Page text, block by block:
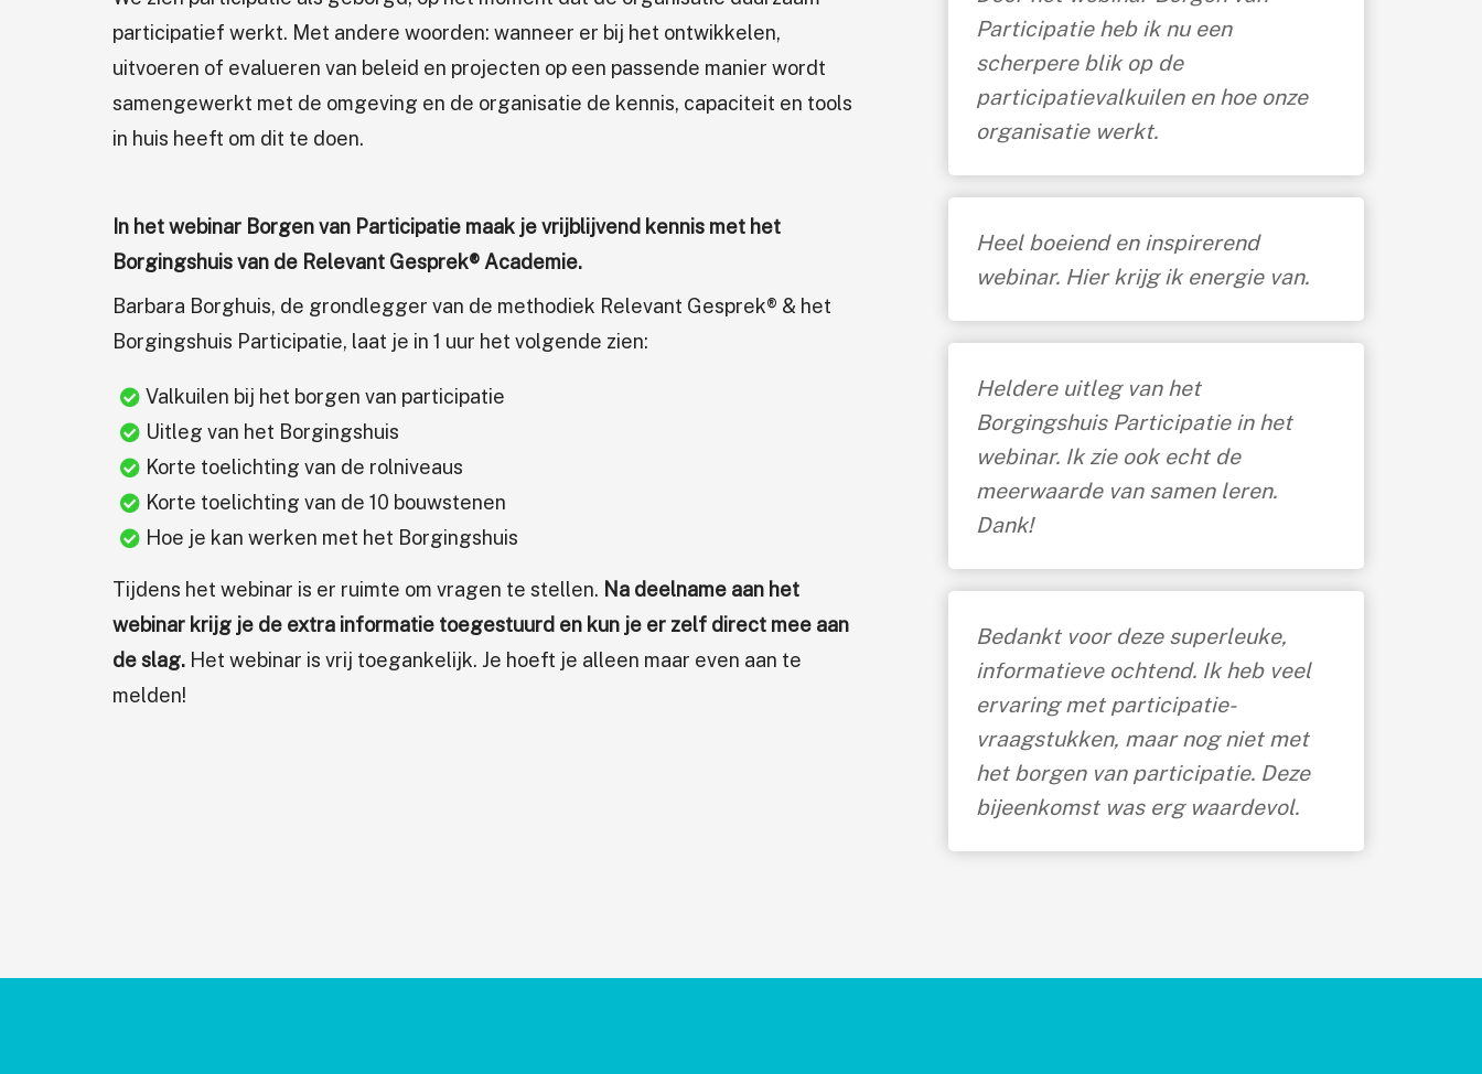
participatief werkt. Met andere woorden: wanneer er bij het ontwikkelen,
uitvoeren of evalueren van beleid en projecten op een passende manier wordt
samengewerkt met de omgeving en de organisatie de kennis, capaciteit en tools
in huis heeft om dit te doen.
In het webinar Borgen van Participatie maak je vrijblijvend kennis met het
Borgingshuis van de Relevant Gesprek® Academie.
Barbara Borghuis, de grondlegger van de methodiek Relevant Gesprek® & het
Borgingshuis Participatie, laat je in 1 uur het volgende zien:
Valkuilen bij het borgen van participatie
Uitleg van het Borgingshuis
Korte toelichting van de rolniveaus
Korte toelichting van de 10 bouwstenen
Hoe je kan werken met het Borgingshuis
Tijdens het webinar is er ruimte om vragen te stellen. Na deelname aan het
webinar krijg je de extra informatie toegestuurd en kun je er zelf direct mee aan
de slag. Het webinar is vrij toegankelijk. Je hoeft je alleen maar even aan te
melden!
Participatie heb ik nu een
scherpere blik op de
participatievalkuilen en hoe onze
organisatie werkt.
Heel boeiend en inspirerend
webinar. Hier krijg ik energie van.
Heldere uitleg van het
Borgingshuis Participatie in het
webinar. Ik zie ook echt de
meerwaarde van samen leren.
Dank!
Bedankt voor deze superleuke,
informatieve ochtend. Ik heb veel
ervaring met participatie-
vraagstukken, maar nog niet met
het borgen van participatie. Deze
bijeenkomst was erg waardevol.